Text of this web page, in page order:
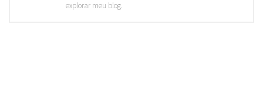
explorar meu blog.